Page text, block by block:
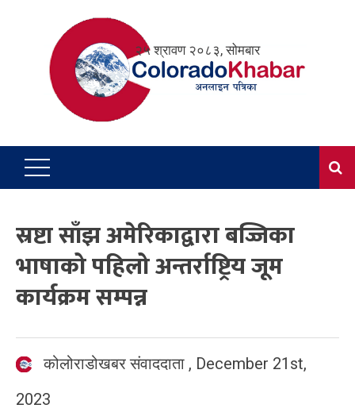
२५ श्रावण २०८३, सोमबार
स्रष्टा साँझ अमेरिकाद्वारा बज्जिका
भाषाको पहिलो अन्तर्राष्ट्रिय जूम
कार्यक्रम सम्पन्न
कोलोराडोखबर संवाददाता , December 21st,
2023